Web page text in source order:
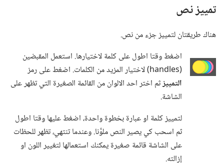
تمييز نص
هناك طريقتان لتمييز جزء من نص.‏
اضغط وقتا اطول على كلمة لاختيارها.‏ استعمل المقبضين
(‏handles)‏ لاختيار المزيد من الكلمات.‏ اضغط على رمز
التمييزثم اختر احد الالوان من القائمة الصغيرة التي تظهر على
الشاشة.‏
لتمييز كلمة او عبارة بخطوة واحدة،‏ اضغط عليها وقتا اطول
ثم اسحب كي يصير النص ملوَّنا.‏ وعندما تنتهي،‏ تظهر للحظات
على الشاشة قائمة صغيرة يمكنك استعمالها لتغيير اللون او
إزالته.‏